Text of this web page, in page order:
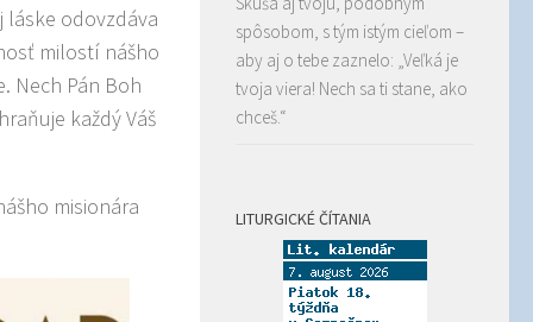
láske odovzdáva
milostí nášho
Nech Pán Boh
každý Váš
misionára
spôsobom, s tým istým cieľom –
aby aj o tebe zaznelo: „Veľká je
tvoja viera! Nech sa ti stane, ako
chceš.“
LITURGICKÉ ČÍTANIA